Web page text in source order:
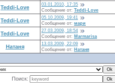
Teddi-Love
03.01.2010, 17:35
Сообщение от: Teddi-Love
Teddi-Love
05.10.2009, 19:41
Сообщение от: мари
Teddi-Love
27.03.2009, 18:54
Сообщение от: Marmarisa
Натаня
13.03.2009, 22:09
Сообщение от: Натаня
Поиск: